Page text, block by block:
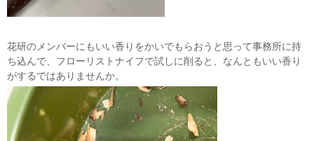
花研のメンバーにもいい香りをかいでもらおうと思って事務所に持
ち込んで、フローリストナイフで試しに削ると、なんともいい香り
がするではありませんか。